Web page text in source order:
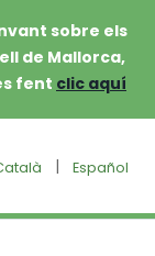
sobre els
de Mallorca,
fent clic aquí
| Español